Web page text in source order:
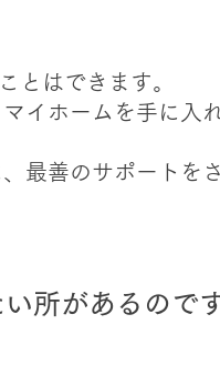
とはできます。
イホームを手に入
最善のサポートを
所があるのです